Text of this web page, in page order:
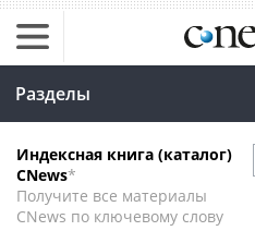
Разделы
Индексная книга (каталог)
CNews*
Получите все материалы
CNews по ключевому слову